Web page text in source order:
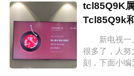
tcl85Q9K
Tcl85Q9k
新电视一
很多了，人努
刻，下面小编